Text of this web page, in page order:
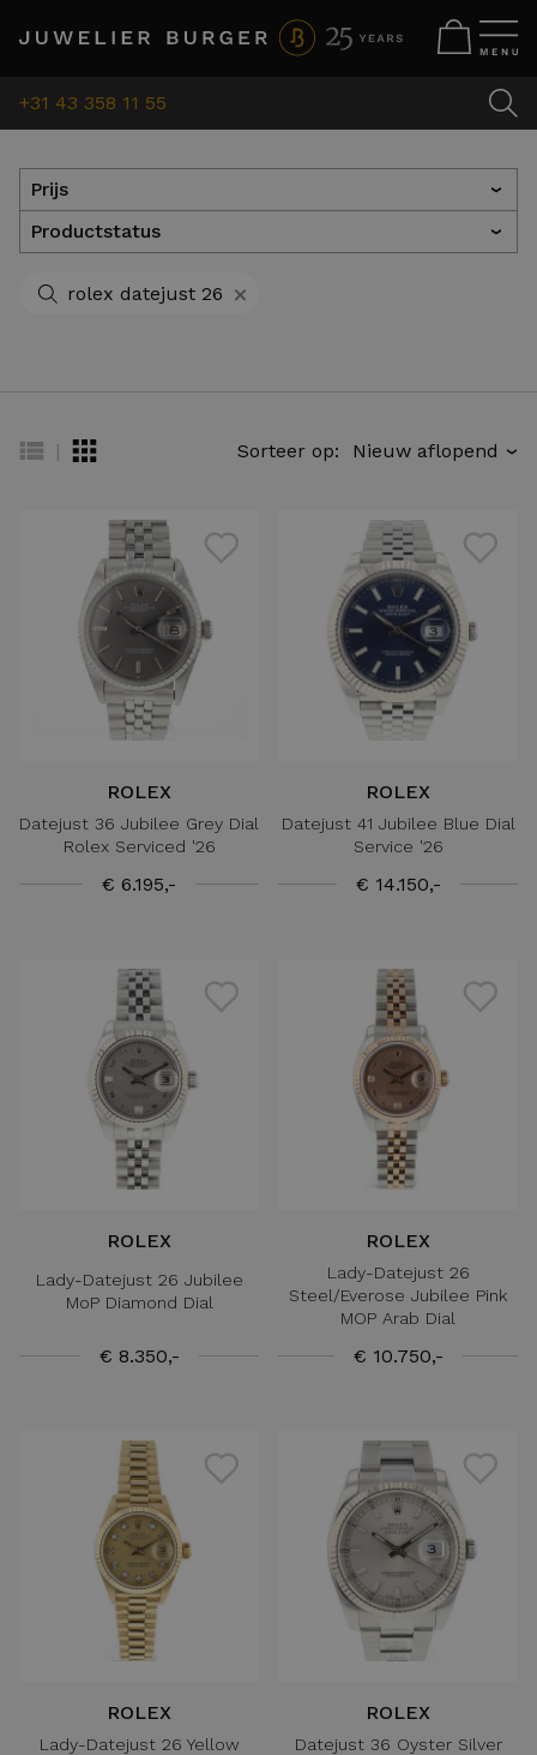
+31 43 358 11 55
Prijs ›
Productstatus ›
rolex datejust 26 +
| Sorteer op: ›
ROLEX
Datejust 36 Jubilee Grey Dial
Rolex Serviced '26
€ 6.195,-
ROLEX
Datejust 41 Jubilee Blue Dial
Service '26
€ 14.150,-
ROLEX
Lady-Datejust 26 Jubilee
MoP Diamond Dial
€ 8.350,-
ROLEX
Lady-Datejust 26
Steel/Everose Jubilee Pink
MOP Arab Dial
€ 10.750,-
ROLEX
Lady-Datejust 26 Yellow
ROLEX
Datejust 36 Oyster Silver